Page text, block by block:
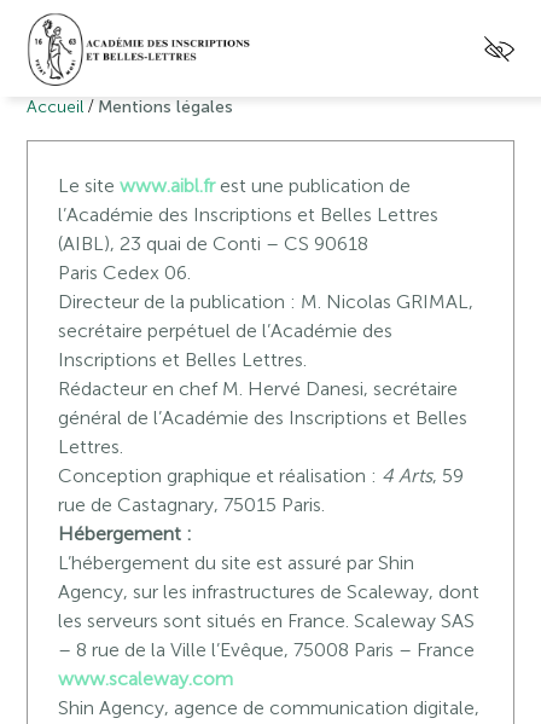
Accueil / Mentions légales
Le sitewww.aibl.frest une publication de
l’Académie des Inscriptions et Belles Lettres
(AIBL), 23 quai de Conti – CS 90618
Paris Cedex 06.
Directeur de la publication : M. Nicolas GRIMAL,
secrétaire perpétuel de l’Académie des
Inscriptions et Belles Lettres.
Rédacteur en chef M. Hervé Danesi, secrétaire
général de l’Académie des Inscriptions et Belles
Lettres.
Conception graphique et réalisation : 4 Arts, 59
rue de Castagnary, 75015 Paris.
Hébergement :
L’hébergement du site est assuré par Shin
Agency, sur les infrastructures de Scaleway, dont
les serveurs sont situés en France. Scaleway SAS
– 8 rue de la Ville l’Evêque, 75008 Paris – France
www.scaleway.com
Shin Agency, agence de communication digitale,